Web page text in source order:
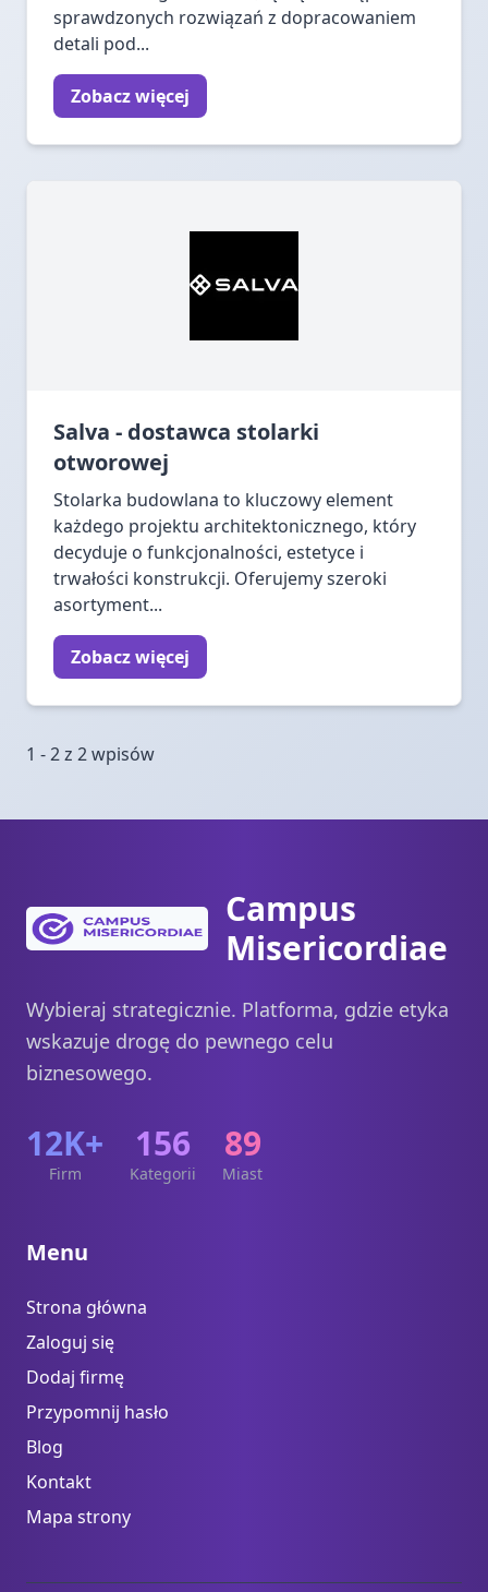
sprawdzonych rozwiązań z dopracowaniem
detali pod...
Zobacz więcej
Salva - dostawca stolarki
otworowej
Stolarka budowlana to kluczowy element
każdego projektu architektonicznego, który
decyduje o funkcjonalności, estetyce i
trwałości konstrukcji. Oferujemy szeroki
asortyment...
Zobacz więcej
1 - 2 z 2 wpisów
Campus
Misericordiae
Wybieraj strategicznie. Platforma, gdzie etyka
wskazuje drogę do pewnego celu
biznesowego.
12K+
Firm
156
Kategorii
89
Miast
Menu
Strona główna
Zaloguj się
Dodaj firmę
Przypomnij hasło
Blog
Kontakt
Mapa strony